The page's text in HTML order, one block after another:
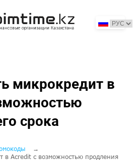
микрокредит в
срока
в Acredit с возможностью продления